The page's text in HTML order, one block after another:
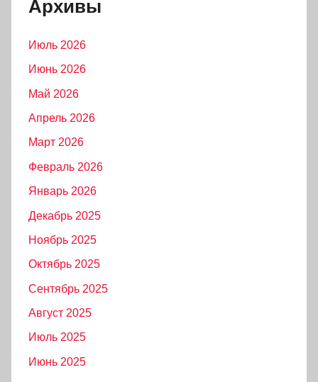
Архивы
Июль 2026
Июнь 2026
Май 2026
Апрель 2026
Март 2026
Февраль 2026
Январь 2026
Декабрь 2025
Ноябрь 2025
Октябрь 2025
Сентябрь 2025
Август 2025
Июль 2025
Июнь 2025